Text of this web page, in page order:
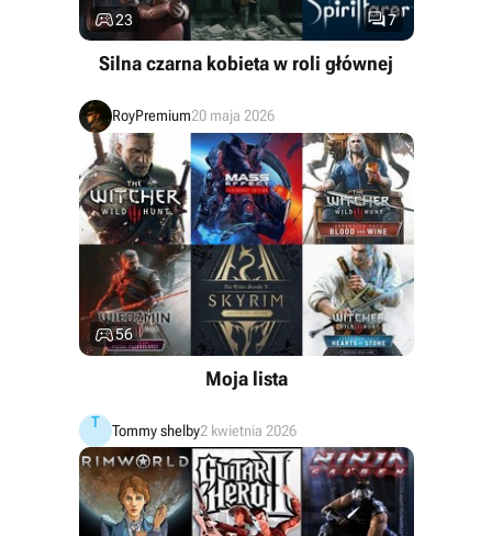
7
23
Silna czarna kobieta w roli głównej
RoyPremium20 maja 2026
56
Moja lista
T Tommy shelby2 kwietnia 2026